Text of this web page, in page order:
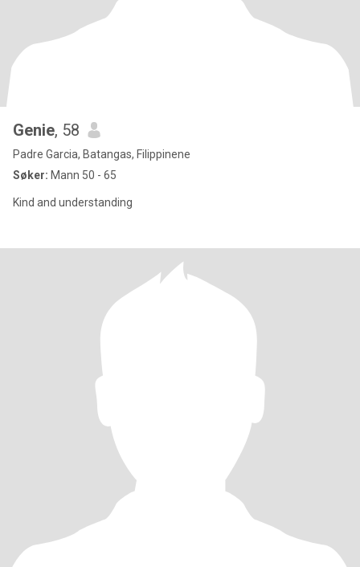
Genie, 58
Padre Garcia, Batangas, Filippinene
Søker: Mann 50 - 65
Kind and understanding